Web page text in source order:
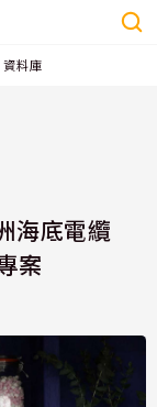
資料庫
海底電纜
案